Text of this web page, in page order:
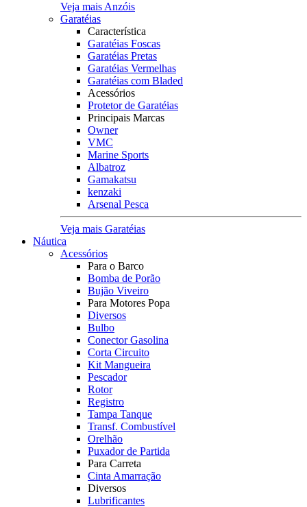
Veja mais Anzóis
Garatéias
Característica
Garatéias Foscas
Garatéias Pretas
Garatéias Vermelhas
Garatéias com Bladed
Acessórios
Protetor de Garatéias
Principais Marcas
Owner
VMC
Marine Sports
Albatroz
Gamakatsu
kenzaki
Arsenal Pesca
Veja mais Garatéias
Náutica
Acessórios
Para o Barco
Bomba de Porão
Bujão Viveiro
Para Motores Popa
Diversos
Bulbo
Conector Gasolina
Corta Circuito
Kit Mangueira
Pescador
Rotor
Registro
Tampa Tanque
Transf. Combustível
Orelhão
Puxador de Partida
Para Carreta
Cinta Amarração
Diversos
Lubrificantes